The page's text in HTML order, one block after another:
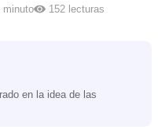
minuto 152 lecturas
en la idea de las